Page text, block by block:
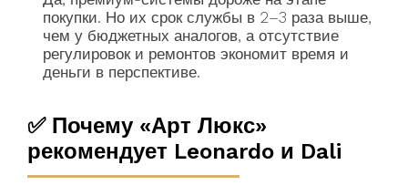
покупки. Но их срок службы в 2–3 раза выше,
чем у бюджетных аналогов, а отсутствие
регулировок и ремонтов экономит время и
деньги в перспективе.
✅ Почему «Арт Люкс»
рекомендует Leonardo и Dali